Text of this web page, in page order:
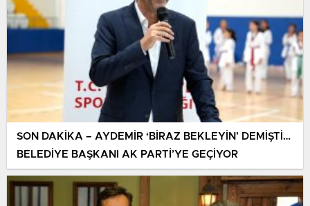
SON DAKİKA – AYDEMİR ‘BİRAZ BEKLEYİN’ DEMİŞTİ…
BELEDİYE BAŞKANI AK PARTİ’YE GEÇİYOR